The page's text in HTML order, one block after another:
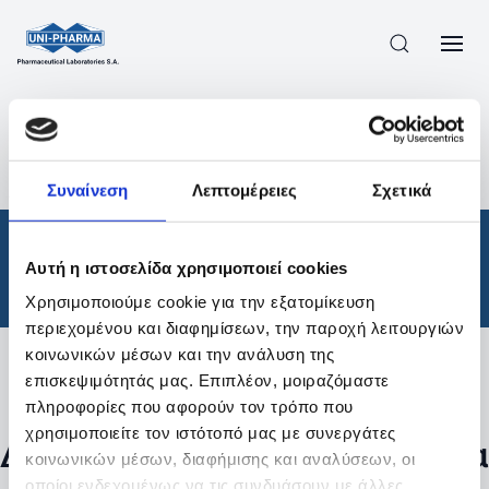
Συναίνεση Λεπτομέρειες Σχετικά
Αυτή η ιστοσελίδα χρησιμοποιεί cookies
Χρησιμοποιούμε cookie για την εξατομίκευση
περιεχομένου και διαφημίσεων, την παροχή λειτουργιών
κοινωνικών μέσων και την ανάλυση της
επισκεψιμότητάς μας. Επιπλέον, μοιραζόμαστε
πληροφορίες που αφορούν τον τρόπο που
χρησιμοποιείτε τον ιστότοπό μας με συνεργάτες
κοινωνικών μέσων, διαφήμισης και αναλύσεων, οι
οποίοι ενδεχομένως να τις συνδυάσουν με άλλες
ΠΡΟΪΟΝΤΑ
ΘΕΡΑΠΕΥΤΙΚΈΣ ΚΑΤΗΓΟΡΊΕΣ
/
ΑΠΟΤΕΛΕΣΜΑΤΑ ΑΝΑΖΗΤΗΣΗΣ
Θεραπευτικές Κατηγορίες
Φίλτρα
Δεν βρέθηκαν προϊόντα με τα